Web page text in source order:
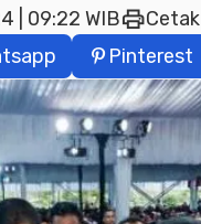
| 09:22 WIBprintCetak
Pinterest